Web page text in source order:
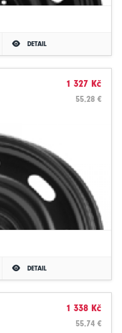
DETAIL
1 327 Kč
55.28 €
DETAIL
1 338 Kč
55.74 €